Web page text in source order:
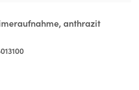
anthrazit